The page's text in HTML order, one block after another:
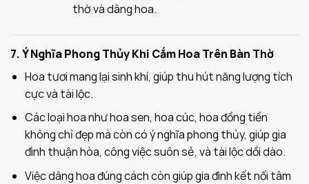
thờ và dâng hoa.
7. Ý Nghĩa Phong Thủy Khi Cắm Hoa Trên Bàn Thờ
Hoa tươi mang lại sinh khí, giúp thu hút năng lượng tích
cực và tài lộc.
Các loại hoa như hoa sen, hoa cúc, hoa đồng tiền
không chỉ đẹp mà còn có ý nghĩa phong thủy, giúp gia
đình thuận hòa, công việc suôn sẻ, và tài lộc dồi dào.
Việc dâng hoa đúng cách còn giúp gia đình kết nối tâm